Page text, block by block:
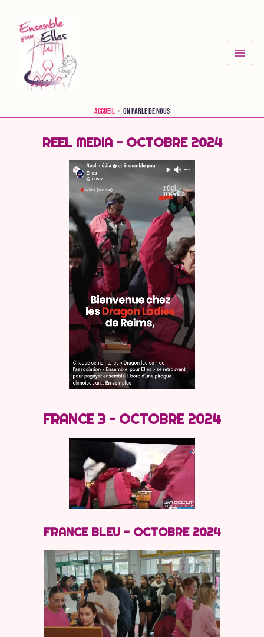
Accueil On parle de nous
REEL MEDIA - OCTOBRE 2024
FRANCE 3 - OCTOBRE 2024
FRANCE BLEU - OCTOBRE 2024